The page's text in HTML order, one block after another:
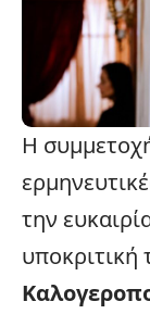
Η
την
υποκριτική